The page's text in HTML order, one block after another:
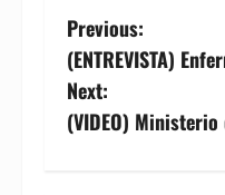
P
o
s
Previous:
(ENTREVISTA)
Next:
(VIDEO)